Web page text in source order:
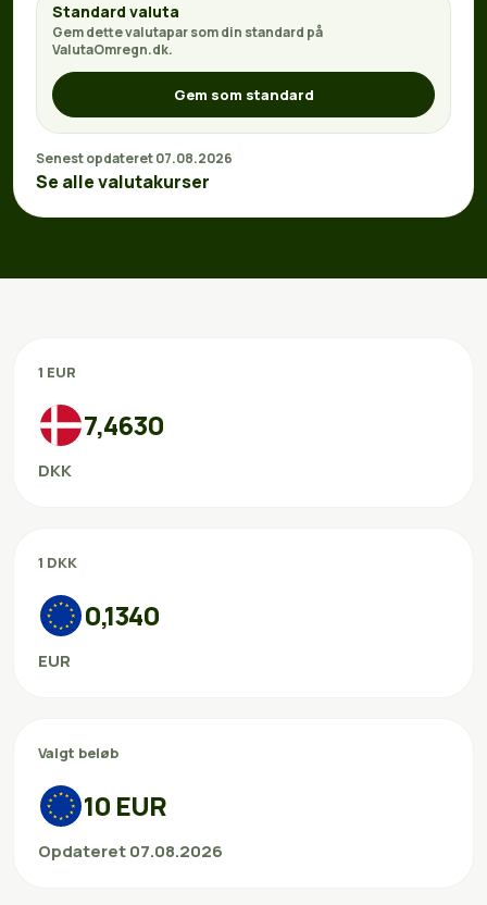
Standard valuta
Gem dette valutapar som din standard på
ValutaOmregn.dk.
Gem som standard
Senest opdateret 07.08.2026
Se alle valutakurser
1 EUR
7,4630
DKK
1 DKK
0,1340
EUR
Valgt beløb
10 EUR
Opdateret 07.08.2026